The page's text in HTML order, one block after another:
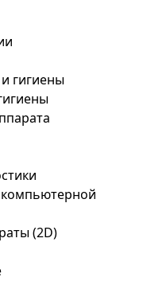
гигиены
(2D)